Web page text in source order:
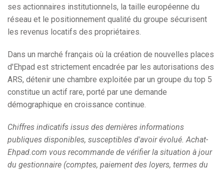
ses actionnaires institutionnels, la taille européenne du
réseau et le positionnement qualité du groupe sécurisent
les revenus locatifs des propriétaires.
Dans un marché français où la création de nouvelles places
d'Ehpad est strictement encadrée par les autorisations des
ARS, détenir une chambre exploitée par un groupe du top 5
constitue un actif rare, porté par une demande
démographique en croissance continue.
Chiffres indicatifs issus des dernières informations
publiques disponibles, susceptibles d'avoir évolué. Achat-
Ehpad.com vous recommande de vérifier la situation à jour
du gestionnaire (comptes, paiement des loyers, termes du